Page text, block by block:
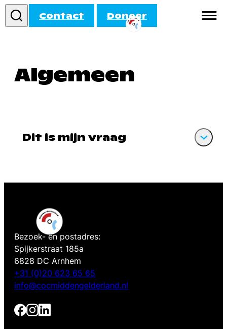
Contact Doneer
Doe mee!
Algemeen
Dit is mijn vraag
Bezoek- en postadres:
Spijkerstraat 185a
6828 DC Arnhem
+31 (0)20 623 65 65
info@cocmiddengelderland.nl